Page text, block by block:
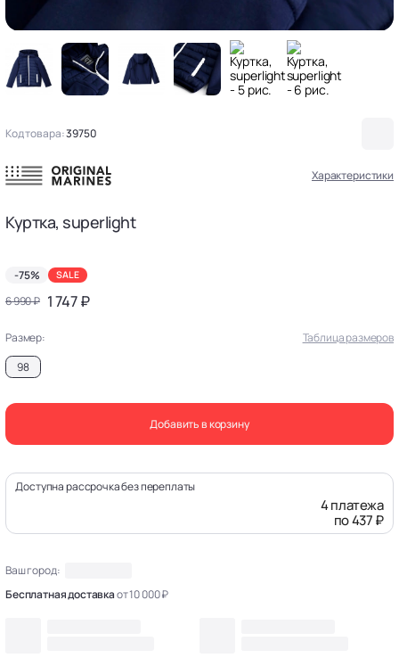
Код товара:39750
Характеристики
Куртка, superlight
-75% SALE
6 990 ₽ 1 747 ₽
Размер:
Таблица размеров
98
Добавить в корзину
Доступна рассрочка без переплаты
4 платежа
по 437 ₽
Ваш город:
Бесплатная доставкаот 10 000 ₽